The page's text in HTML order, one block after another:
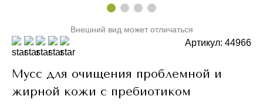
Внешний вид может отличаться
Артикул: 44966
Мусс для очищения проблемной и
жирной кожи с пребиотиком